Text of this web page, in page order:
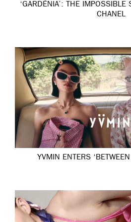
‘GARDÉNIA’: THE IMPOSSIBLE
CHANEL
YVMIN ENTERS